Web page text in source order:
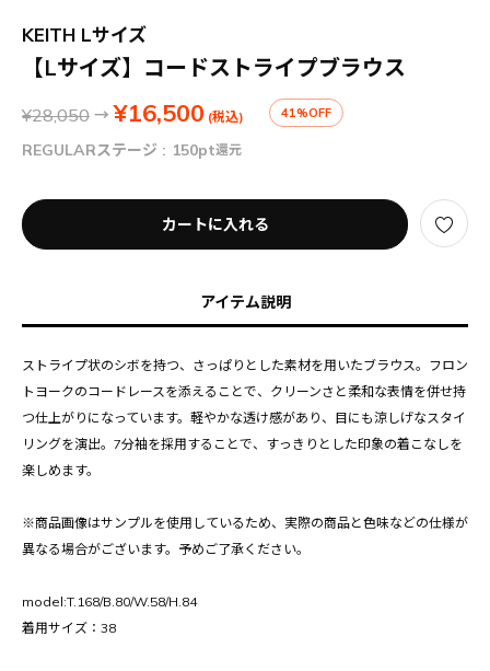
KEITH Lサイズ
【Lサイズ】コードストライプブラウス
¥28,050 → ¥16,500 (税込) 41%OFF
REGULARステージ : 150pt還元
カートに入れる
アイテム説明
ストライプ状のシボを持つ、さっぱりとした素材を用いたブラウス。フロン
トヨークのコードレースを添えることで、クリーンさと柔和な表情を併せ持
つ仕上がりになっています。軽やかな透け感があり、目にも涼しげなスタイ
リングを演出。7分袖を採用することで、すっきりとした印象の着こなしを
楽しめます。
※商品画像はサンプルを使用しているため、実際の商品と色味などの仕様が
異なる場合がございます。予めご了承ください。
model:T.168/B.80/W.58/H.84
着用サイズ：38